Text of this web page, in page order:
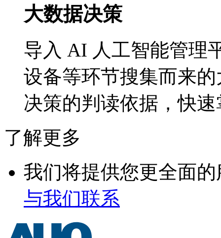
大数据决策
导入 AI 人工智能管理平台
设备等环节搜集而来
决策的判读依据，
了解更多
我们将提供您更全面的
与我们联系